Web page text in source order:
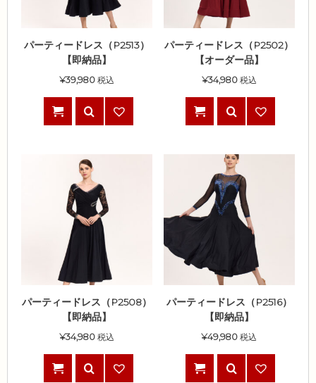
パーティードレス（P2513）
【即納品】
¥39,980 税込
パーティードレス（P2502）
【オーダー品】
¥34,980 税込
パーティードレス（P2508）
【即納品】
¥34,980 税込
パーティードレス（P2516）
【即納品】
¥49,980 税込